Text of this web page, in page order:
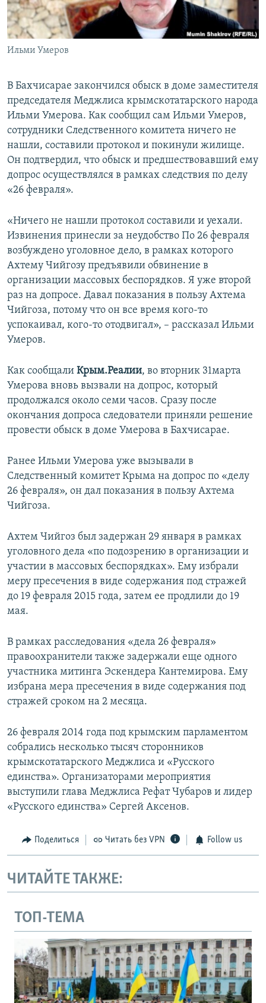
ПОБЕДИТЕЛЕЙ НЕ СУДЯТ?
КРЫМ.НЕПОКОРЕННЫЙ
ELIFBE
ПРИСОЕДИНЯЙТЕСЬ!
Все сайты RFE/RL
Ильми Умеров
В Бахчисарае закончился обыск в доме заместителя
председателя Меджлиса крымскотатарского народа
Ильми Умерова. Как сообщил сам Ильми Умеров,
сотрудники Следственного комитета ничего не
нашли, составили протокол и покинули жилище.
Он подтвердил, что обыск и предшествовавший ему
допрос осуществлялся в рамках следствия по делу
«26 февраля».
«Ничего не нашли протокол составили и уехали.
Извинения принесли за неудобство По 26 февраля
возбуждено уголовное дело, в рамках которого
Ахтему Чийгозу предъявили обвинение в
организации массовых беспорядков. Я уже второй
раз на допросе. Давал показания в пользу Ахтема
Чийгоза, потому что он все время кого-то
успокаивал, кого-то отодвигал», – рассказал Ильми
Умеров.
Как сообщали Крым.Реалии, во вторник 31марта
Умерова вновь вызвали на допрос, который
продолжался около семи часов. Сразу после
окончания допроса следователи приняли решение
провести обыск в доме Умерова в Бахчисарае.
Ранее Ильми Умерова уже вызывали в
Следственный комитет Крыма на допрос по «делу
26 февраля», он дал показания в пользу Ахтема
Чийгоза.
Ахтем Чийгоз был задержан 29 января в рамках
уголовного дела «по подозрению в организации и
участии в массовых беспорядках». Ему избрали
меру пресечения в виде содержания под стражей
до 19 февраля 2015 года, затем ее продлили до 19
мая.
В рамках расследования «дела 26 февраля»
правоохранители также задержали еще одного
участника митинга Эскендера Кантемирова. Ему
избрана мера пресечения в виде содержания под
стражей сроком на 2 месяца.
26 февраля 2014 года под крымским парламентом
собрались несколько тысяч сторонников
крымскотатарского Меджлиса и «Русского
единства». Организаторами мероприятия
выступили глава Меджлиса Рефат Чубаров и лидер
«Русского единства» Сергей Аксенов.
Поделиться Читать без VPN Follow us
ЧИТАЙТЕ ТАКЖЕ:
ТОП-ТЕМА